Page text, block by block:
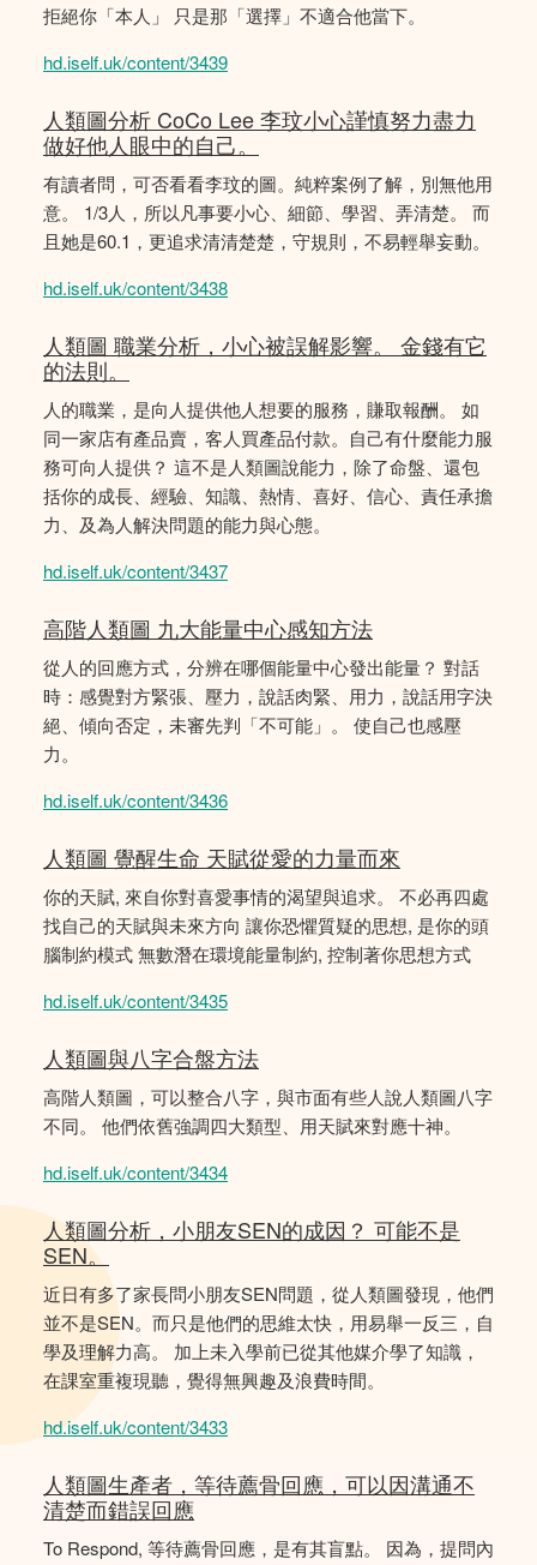
拒絕你「本人」 只是那「選擇」不適合他當下。
hd.iself.uk/content/3439
人類圖分析 CoCo Lee 李玟小心謹慎努力盡力
做好他人眼中的自己。
有讀者問，可否看看李玟的圖。純粹案例了解，別無他用
意。 1/3人，所以凡事要小心、細節、學習、弄清楚。 而
且她是60.1，更追求清清楚楚，守規則，不易輕舉妄動。
hd.iself.uk/content/3438
人類圖 職業分析，小心被誤解影響。 金錢有它
的法則。
人的職業，是向人提供他人想要的服務，賺取報酬。 如
同一家店有產品賣，客人買產品付款。自己有什麼能力服
務可向人提供？ 這不是人類圖說能力，除了命盤、還包
括你的成長、經驗、知識、熱情、喜好、信心、責任承擔
力、及為人解決問題的能力與心態。
hd.iself.uk/content/3437
高階人類圖 九大能量中心感知方法
從人的回應方式，分辨在哪個能量中心發出能量？ 對話
時：感覺對方緊張、壓力，說話肉緊、用力，說話用字決
絕、傾向否定，未審先判「不可能」。 使自己也感壓
力。
hd.iself.uk/content/3436
人類圖 覺醒生命 天賦從愛的力量而來
你的天賦, 來自你對喜愛事情的渴望與追求。 不必再四處
找自己的天賦與未來方向 讓你恐懼質疑的思想, 是你的頭
腦制約模式 無數潛在環境能量制約, 控制著你思想方式
hd.iself.uk/content/3435
人類圖與八字合盤方法
高階人類圖，可以整合八字，與市面有些人說人類圖八字
不同。 他們依舊強調四大類型、用天賦來對應十神。
hd.iself.uk/content/3434
人類圖分析，小朋友SEN的成因？ 可能不是
SEN。
近日有多了家長問小朋友SEN問題，從人類圖發現，他們
並不是SEN。而只是他們的思維太快，用易舉一反三，自
學及理解力高。 加上未入學前已從其他媒介學了知識，
在課室重複現聽，覺得無興趣及浪費時間。
hd.iself.uk/content/3433
人類圖生產者，等待薦骨回應，可以因溝通不
清楚而錯誤回應
To Respond, 等待薦骨回應，是有其盲點。 因為，提問內